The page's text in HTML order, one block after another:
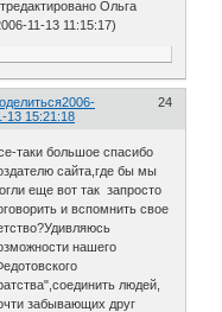
Ольга
11-13 11:15:17)
24
2006-
13 15:21:18
таки большое спасибо
сайта,где бы мы
еще вот так запросто
и вспомнить свое
нашего
людей,
забывающих друг